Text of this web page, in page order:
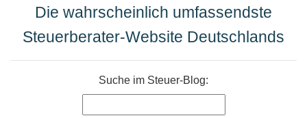
Die wahrscheinlich umfassendste
Steuerberater-Website Deutschlands
Suche im Steuer-Blog: